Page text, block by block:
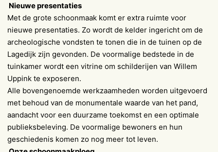
Nieuwe presentaties
Met de grote schoonmaak komt er extra ruimte voor
nieuwe presentaties. Zo wordt de kelder ingericht om de
archeologische vondsten te tonen die in de tuinen op de
Lagedijk zijn gevonden. De voormalige bedstede in de
tuinkamer wordt een vitrine om schilderijen van Willem
Uppink te exposeren.
Alle bovengenoemde werkzaamheden worden uitgevoerd
met behoud van de monumentale waarde van het pand,
aandacht voor een duurzame toekomst en een optimale
publieksbeleving. De voormalige bewoners en hun
geschiedenis komen zo nog meer tot leven.